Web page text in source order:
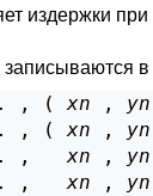
издержки
записываются
, ( xn , yn
, ( xn , yn
,
xn , yn
,
xn , yn